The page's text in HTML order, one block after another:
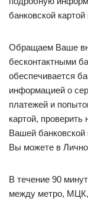
банковской
Обращаем Ваше
бесконтактными
обеспечивается
информацией о
платежей и
картой, проверить
Вашей банковской
Вы можете в
В течение 90
между метро,